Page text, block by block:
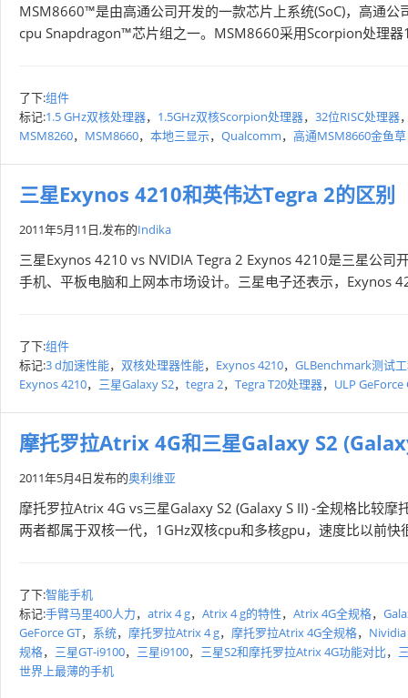
MSM8660™是由高通公司开发的一款芯片上系统(SoC)，高通
cpu Snapdragon™芯片组之一。MSM8660采用Scorpion处理
了下:组件
标记:1.5 GHz双核处理器， 1.5GHz双核Scorpion处理器， 32位RISC处理器
MSM8260， MSM8660， 本地三显示， Qualcomm， 高通MSM8660金鱼草
三星Exynos 4210和英伟达Tegra 2的区别
2011年5月11日,发布的Indika
三星Exynos 4210 vs NVIDIA Tegra 2 Exynos 4210是三星公司
手机、平板电脑和上网本市场设计。三星电子还表示，Exynos
了下:组件
标记:3 d加速性能， 双核处理器性能， Exynos 4210， GLBenchmark测试
Exynos 4210， 三星Galaxy S2， tegra 2， Tegra T20处理器， ULP GeForce
摩托罗拉Atrix 4G和三星Galaxy S2
2011年5月4日发布的奥利维亚
摩托罗拉Atrix 4G vs三星Galaxy S2 (Galaxy S II) -全规格比较
两者都属于双核一代，1GHz双核cpu和多核gpu，速度比以前
了下:智能手机
标记:手臂马里400人力， atrix 4 g， Atrix 4 g的特性， Atrix 4G全规格，
GeForce GT， 系统， 摩托罗拉Atrix 4 g， 摩托罗拉Atrix 4G全规格， Nividia
规格， 三星GT-i9100， 三星i9100， 三星S2和摩托罗拉Atrix 4G功能对比，
世界上最薄的手机